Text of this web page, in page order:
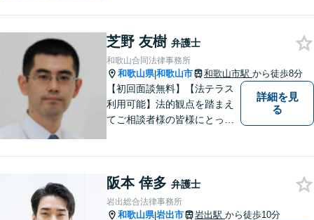
育ちの私が丁寧にサポートし
ます。【丁寧なヒアリング】
【休日や夜間相談も柔軟に対
応】
芝野 友樹 弁護士
和歌山合同法律事務所
和歌山県|和歌山市 和歌山市駅 から徒歩8分
【初回面談無料】【法テラス
利用可能】法的観点を踏まえ
てご相談者様の皆様にとって
【当日／夜間／応相談】お悩
み事がございましたら、お気
軽にご相談下さい。
詳細を見
る
阪本 倖多 弁護士
岩出総合法律事務所
和歌山県|岩出市 岩出駅 から徒歩10分